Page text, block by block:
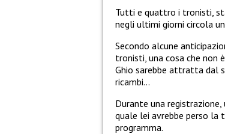
Tutti e quattro i tronisti,
negli ultimi giorni circola
Secondo alcune
tronisti, una cosa che non
Ghio sarebbe attratta dal
ricambi…
Durante una
quale lei avrebbe perso la
programma.